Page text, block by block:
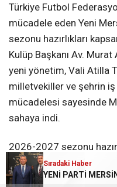
Sıradaki Haber
Türkiye Futbol
mücadele eden Yeni
sezonu hazırlıkları
Kulüp Başkanı Av.
yeni yönetim, Vali Atilla
milletvekiller ve şehrin iş
mücadelesi sayesinde
sahaya indi.
2026-2027 sezonu
İdman Yurdu’nda,
yönetim sezon öncesi